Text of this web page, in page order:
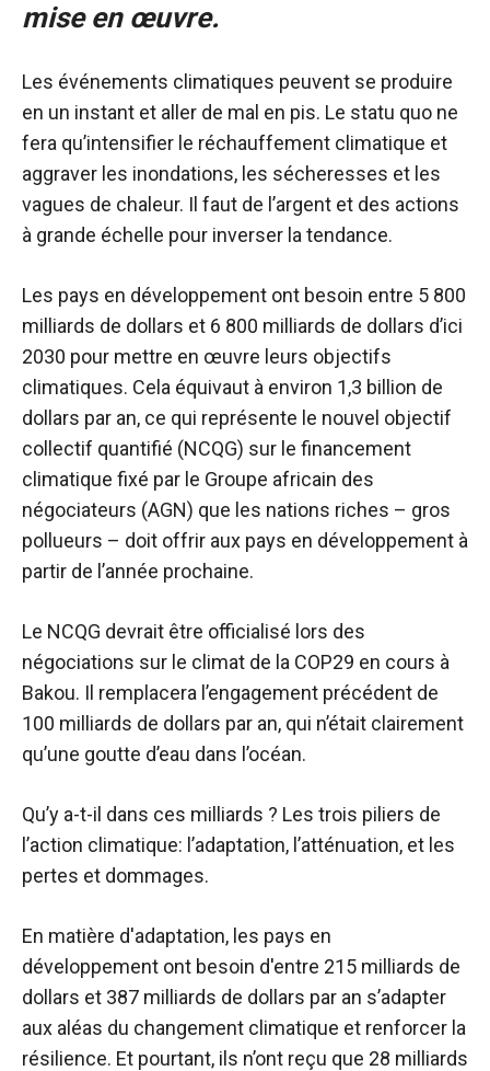
mise en œuvre.
Les événements climatiques peuvent se produire
en un instant et aller de mal en pis. Le statu quo ne
fera qu’intensifier le réchauffement climatique et
aggraver les inondations, les sécheresses et les
vagues de chaleur. Il faut de l’argent et des actions
à grande échelle pour inverser la tendance.
Les pays en développement ont besoin entre 5 800
milliards de dollars et 6 800 milliards de dollars d’ici
2030 pour mettre en œuvre leurs objectifs
climatiques. Cela équivaut à environ 1,3 billion de
dollars par an, ce qui représente le nouvel objectif
collectif quantifié (NCQG) sur le financement
climatique fixé par le Groupe africain des
négociateurs (AGN) que les nations riches – gros
pollueurs – doit offrir aux pays en développement à
partir de l’année prochaine.
Le NCQG devrait être officialisé lors des
négociations sur le climat de la COP29 en cours à
Bakou. Il remplacera l’engagement précédent de
100 milliards de dollars par an, qui n’était clairement
qu’une goutte d’eau dans l’océan.
Qu’y a-t-il dans ces milliards ? Les trois piliers de
l’action climatique: l’adaptation, l’atténuation, et les
pertes et dommages.
En matière d'adaptation, les pays en
développement ont besoin d'entre 215 milliards de
dollars et 387 milliards de dollars par an s’adapter
aux aléas du changement climatique et renforcer la
résilience. Et pourtant, ils n’ont reçu que 28 milliards